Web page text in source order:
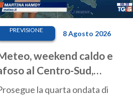
PREVISIONE 8 Agosto 2026
weekend caldo e
al Centro-Sud,
sui rilievi
la quarta ondata di